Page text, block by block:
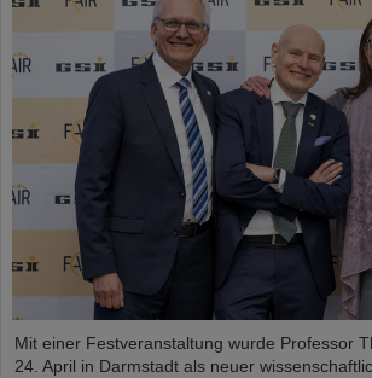
Mit einer Festveranstaltung wurde Professor
24. April in Darmstadt als neuer